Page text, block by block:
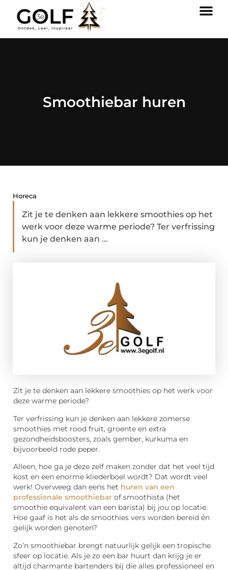
Smoothiebar huren
Horeca
Zit je te denken aan lekkere smoothies op het
werk voor deze warme periode? Ter verfrissing
kun je denken aan ...
Zit je te denken aan lekkere smoothies op het werk voor
deze warme periode?
Ter verfrissing kun je denken aan lekkere zomerse
smoothies met rood fruit, groente en extra
gezondheidsboosters, zoals gember, kurkuma en
bijvoorbeeld rode peper.
Alleen, hoe ga je deze zelf maken zonder dat het veel tijd
kost en een enorme kliederboel wordt? Dat wordt veel
werk! Overweeg dan eens het huren van een
professionale smoothiebar of smoothista (het
smoothie equivalent van een barista) bij jou op locatie.
Hoe gaaf is het als de smoothies vers worden bereid én
gelijk worden genoten?
Zo’n smoothiebar brengt natuurlijk gelijk een tropische
sfeer op locatie. Als je zo een bar huurt dan krijg je er
altijd charmante bartenders bij die alles professioneel en